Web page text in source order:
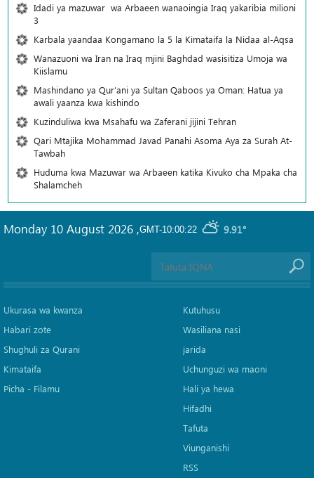
Idadi ya mazuwar wa Arbaeen wanaoingia Iraq yakaribia milioni
3
Karbala yaandaa Kongamano la 5 la Kimataifa la Nidaa al-Aqsa
Wanazuoni wa Iran na Iraq mjini Baghdad wasisitiza Umoja wa
Kiislamu
Mashindano ya Qur’ani ya Sultan Qaboos ya Oman: Hatua ya
awali yaanza kwa kishindo
Kuzinduliwa kwa Msahafu wa Zaferani jijini Tehran
Qari Mtajika Mohammad Javad Panahi Asoma Aya za Surah At-
Tawbah
Huduma kwa Mazuwar wa Arbaeen katika Kivuko cha Mpaka cha
Shalamcheh
GMT-10:00:22 9.91°
Monday 10 August 2026 ,
Ukurasa wa kwanza
Habari zote
Shughuli za Qurani
Kimataifa
Picha‎ - Filamu‎
Kutuhusu
Wasiliana nasi
jarida
Uchunguzi wa maoni
Hali ya hewa
Hifadhi
Tafuta
Viunganishi
RSS